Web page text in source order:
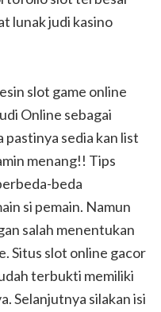
lunak judi kasino
slot game online
Online sebagai
sedia kan list
menang!! Tips
beda
si pemain. Namun
salah menentukan
Situs slot online gacor
terbukti memiliki
Selanjutnya silakan isi